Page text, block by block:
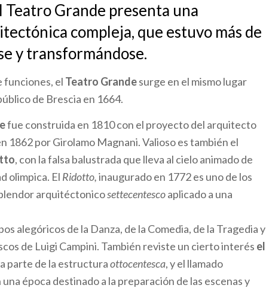
Teatro Grande presenta una
compleja, que estuvo más de
y transformándose.
funciones, el Teatro Grandesurge en el mismo lugar
de Brescia en 1664.
fue construida en 1810 con el proyecto del arquitecto
1862 por Girolamo Magnani. Valioso es también el
, con la falsa balustrada que lleva al cielo animado de
olimpica. El Ridotto,inaugurado en 1772 es uno de los
arquitéctonicosettecentescoaplicado a una
alegóricos de la Danza, de la Comedia, de la Tragedia y
de Luigi Campini. También reviste un cierto interés el
parte de la estructuraottocentesca, y el llamado
época destinado a la preparación de las escenas y